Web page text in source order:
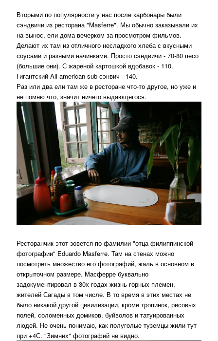
Вторыми по популярности у нас после карбонары были
сэндвичи из ресторана "Masferre". Мы обычно заказывали их
на вынос, ели дома вечерком за просмотром фильмов.
Делают их там из отличного несладкого хлеба с вкусными
соусами и разными начинками. Просто сэндвичи - 70-80 песо
(большие они). С жареной картошкой вдобавок - 110.
Гигантский All american sub сэнвич - 140.
Раз или два ели там же в ресторане что-то другое, но уже и
не помню что, значит ничего выдающегося.
Ресторанчик этот зовется по фамилии "отца филиппинской
фотографии" Eduardo Masferre. Там на стенах можно
посмотреть множество его фотографий, жаль в основном в
открыточном размере. Масферре буквально
задокументировал в 30х годах жизнь горных племен,
жителей Сагады в том числе. В то время в этих местах не
было никакой другой цивилизации, кроме тропинок, рисовых
полей, соломенных домиков, буйволов и татуированных
людей. Не очень понимаю, как полуголые туземцы жили тут
при +4С. "Зимних" фотографий не видно.